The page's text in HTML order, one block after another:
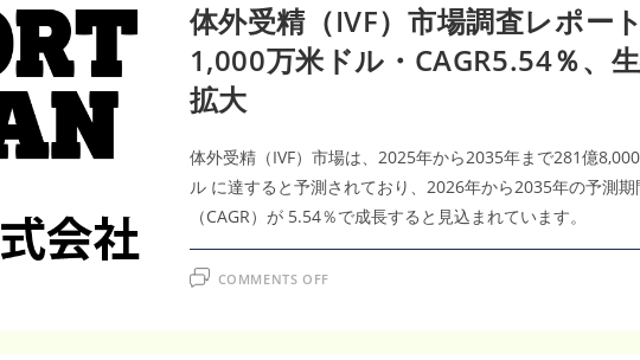
体外受精（IVF）市場調査レポー
1,000万米ドル・CAGR5.54％、
拡大
体外受精（IVF）市場は、2025年から2035年まで281億
ル に達すると予測されており、2026年から2035年の予測
（CAGR）が 5.54％で成長すると見込まれています。
COMMENTS OFFON